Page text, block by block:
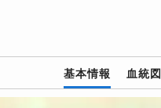
基本情報 血統図